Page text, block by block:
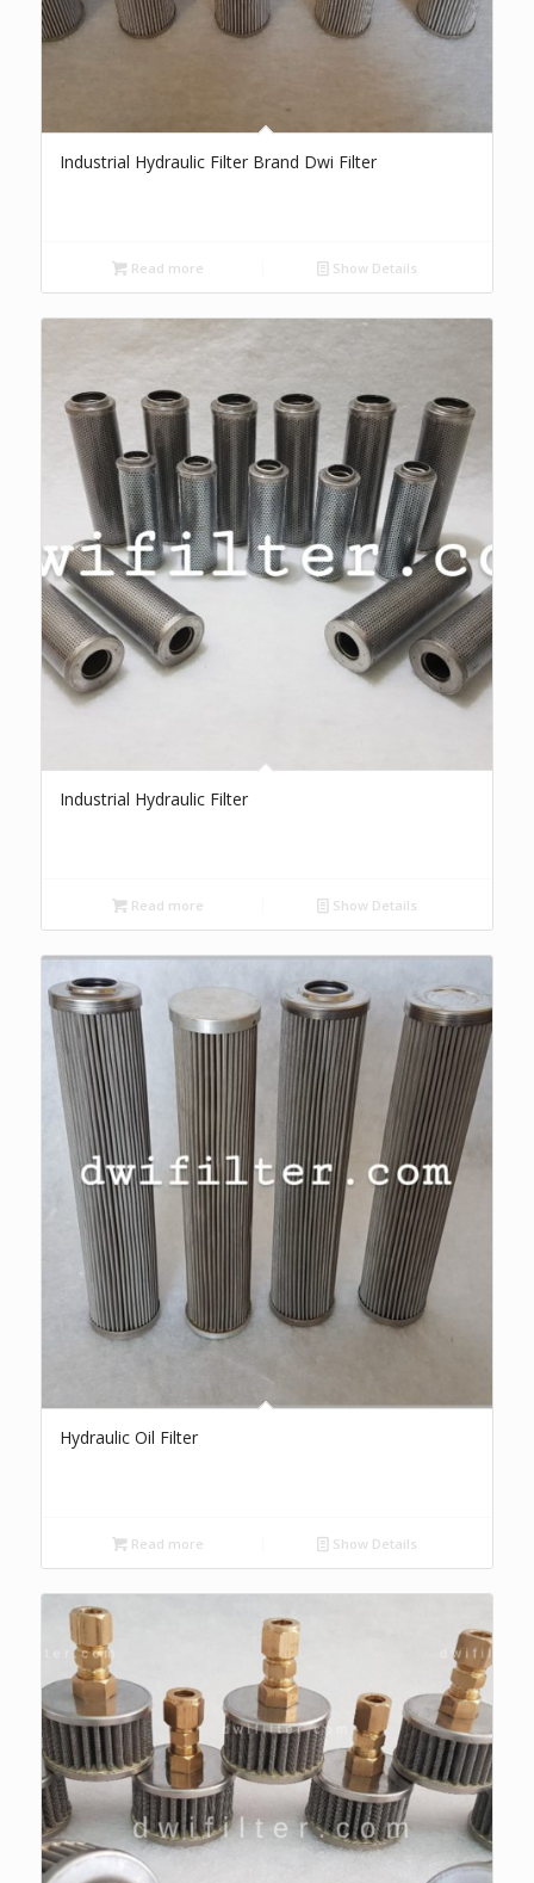
Industrial Hydraulic Filter Brand Dwi Filter
Read more Show Details
Industrial Hydraulic Filter
Read more Show Details
Hydraulic Oil Filter
Read more Show Details